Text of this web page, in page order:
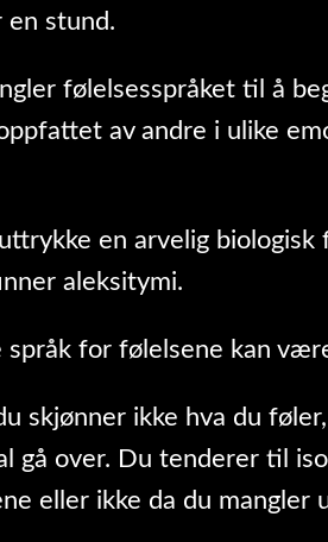
en stund.
følelsesspråket til å
av andre i ulike
en arvelig biologisk
aleksitymi.
språk for følelsene kan
skjønner ikke hva du
gå over. Du tenderer til
eller ikke da du mangler